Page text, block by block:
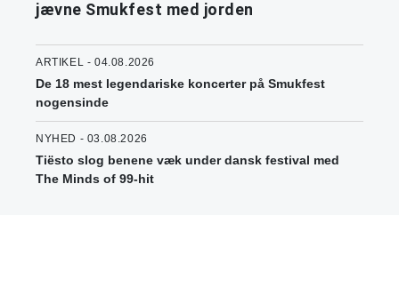
jævne Smukfest med jorden
ARTIKEL - 04.08.2026
De 18 mest legendariske koncerter på Smukfest
nogensinde
NYHED - 03.08.2026
Tiësto slog benene væk under dansk festival med
The Minds of 99-hit